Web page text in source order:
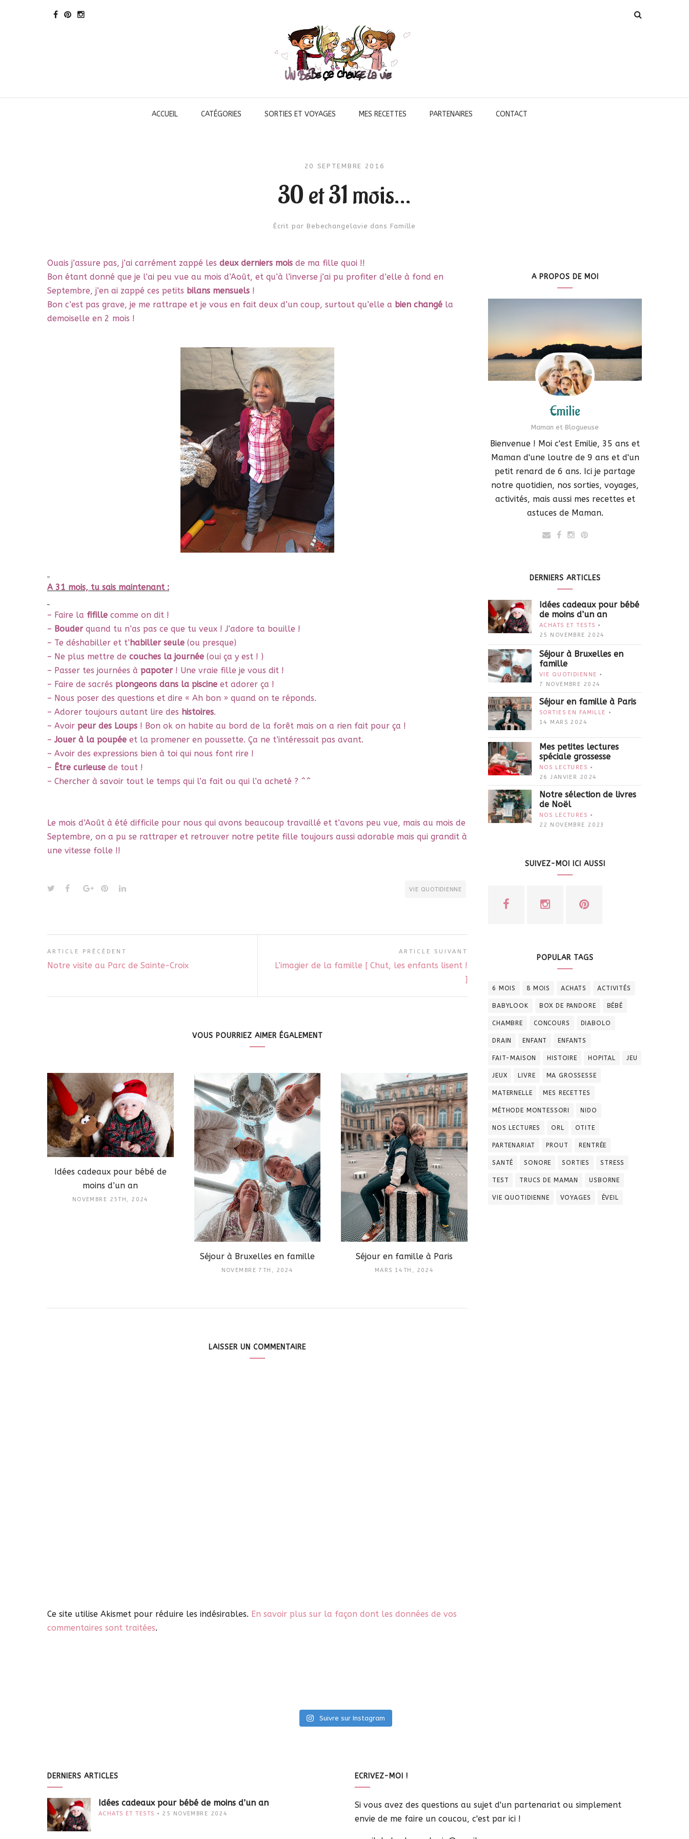
ACCUEIL CATÉGORIES SORTIES ET VOYAGES MES RECETTES PARTENAIRES CONTACT
20 SEPTEMBRE 2016
30 et 31 mois…
Écrit par Bebechangelavie dans Famille
Ouais j’assure pas, j’ai carrément zappé les deux derniers mois de ma fille quoi !!
Bon étant donné que je l’ai peu vue au mois d’Août, et qu’à l’inverse j’ai pu profiter d’elle à fond en
Septembre, j’en ai zappé ces petits bilans mensuels !
Bon c’est pas grave, je me rattrape et je vous en fait deux d’un coup, surtout qu’elle a bien changé la
demoiselle en 2 mois !
A 31 mois, tu sais maintenant :
– Faire la fifille comme on dit !
– Bouderquand tu n’as pas ce que tu veux ! J’adore ta bouille !
– Te déshabiller et t’habiller seule (ou presque)
– Ne plus mettre de couches la journée (oui ça y est ! )
– Passer tes journées à papoter! Une vraie fille je vous dit !
– Faire de sacrés plongeons dans la piscine et adorer ça !
– Nous poser des questions et dire « Ah bon » quand on te réponds.
– Adorer toujours autant lire des histoires.
– Avoir peur des Loups ! Bon ok on habite au bord de la forêt mais on a rien fait pour ça !
–Jouer à la poupée et la promener en poussette. Ça ne t’intéressait pas avant.
– Avoir des expressions bien à toi qui nous font rire !
– Être curieuse de tout !
– Chercher à savoir tout le temps qui l’a fait ou qui l’a acheté ? ^^
Le mois d’Août à été difficile pour nous qui avons beaucoup travaillé et t’avons peu vue, mais au mois de
Septembre, on a pu se rattraper et retrouver notre petite fille toujours aussi adorable mais qui grandit à
une vitesse folle !!
VIE QUOTIDIENNE
ARTICLE PRÉCÉDENT
Notre visite au Parc de Sainte-Croix
ARTICLE SUIVANT
L’imagier de la famille [ Chut, les enfants lisent !
]
VOUS POURRIEZ AIMER ÉGALEMENT
Idées cadeaux pour bébé de
moins d’un an
NOVEMBRE 25TH, 2024
Séjour à Bruxelles en famille
NOVEMBRE 7TH, 2024
Séjour en famille à Paris
MARS 14TH, 2024
LAISSER UN COMMENTAIRE
Ce site utilise Akismet pour réduire les indésirables. En savoir plus sur la façon dont les données de vos
commentaires sont traitées.
A PROPOS DE MOI
Emilie
Maman et Blogueuse
Bienvenue ! Moi c'est Emilie, 35 ans et
Maman d'une loutre de 9 ans et d'un
petit renard de 6 ans. Ici je partage
notre quotidien, nos sorties, voyages,
activités, mais aussi mes recettes et
astuces de Maman.
DERNIERS ARTICLES
Idées cadeaux pour bébé
de moins d’un an
ACHATS ET TESTS
25 NOVEMBRE 2024
Séjour à Bruxelles en
famille
VIE QUOTIDIENNE
7 NOVEMBRE 2024
Séjour en famille à Paris
SORTIES EN FAMILLE
14 MARS 2024
Mes petites lectures
spéciale grossesse
NOS LECTURES
26 JANVIER 2024
Notre sélection de livres
de Noël
NOS LECTURES
22 NOVEMBRE 2023
SUIVEZ-MOI ICI AUSSI
POPULAR TAGS
6 MOIS 8 MOIS ACHATS ACTIVITÉS
BABYLOOK BOX DE PANDORE BÉBÉ
CHAMBRE CONCOURS DIABOLO
DRAIN ENFANT ENFANTS
FAIT-MAISON HISTOIRE HOPITAL JEU
JEUX LIVRE MA GROSSESSE
MATERNELLE MES RECETTES
MÉTHODE MONTESSORI NIDO
NOS LECTURES ORL OTITE
PARTENARIAT PROUT RENTRÉE
SANTÉ SONORE SORTIES STRESS
TEST TRUCS DE MAMAN USBORNE
VIE QUOTIDIENNE VOYAGES ÉVEIL
Suivre sur Instagram
DERNIERS ARTICLES
Idées cadeaux pour bébé de moins d’un an
ACHATS ET TESTS 25 NOVEMBRE 2024
ECRIVEZ-MOI !
Si vous avez des questions au sujet d'un partenariat ou simplement
envie de me faire un coucou, c'est par ici !